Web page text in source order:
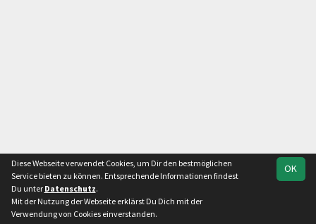
OK
Diese Webseite verwendet Cookies, um Dir den bestmöglichen
Service bieten zu können. Entsprechende Informationen findest
Du unter Datenschutz.
Mit der Nutzung der Webseite erklärst Du Dich mit der
Verwendung von Cookies einverstanden.